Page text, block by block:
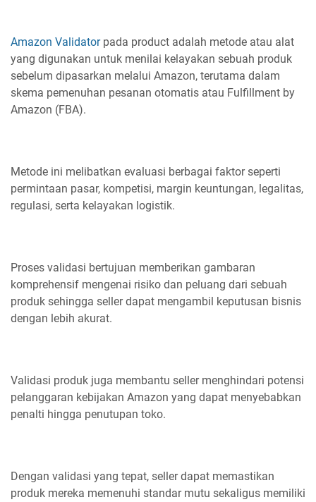
Amazon Validatorpada product adalah metode atau alat
yang digunakan untuk menilai kelayakan sebuah produk
sebelum dipasarkan melalui Amazon, terutama dalam
skema pemenuhan pesanan otomatis atau Fulfillment by
Amazon (FBA).
Metode ini melibatkan evaluasi berbagai faktor seperti
permintaan pasar, kompetisi, margin keuntungan, legalitas,
regulasi, serta kelayakan logistik.
Proses validasi bertujuan memberikan gambaran
komprehensif mengenai risiko dan peluang dari sebuah
produk sehingga seller dapat mengambil keputusan bisnis
dengan lebih akurat.
Validasi produk juga membantu seller menghindari potensi
pelanggaran kebijakan Amazon yang dapat menyebabkan
penalti hingga penutupan toko.
Dengan validasi yang tepat, seller dapat memastikan
produk mereka memenuhi standar mutu sekaligus memiliki